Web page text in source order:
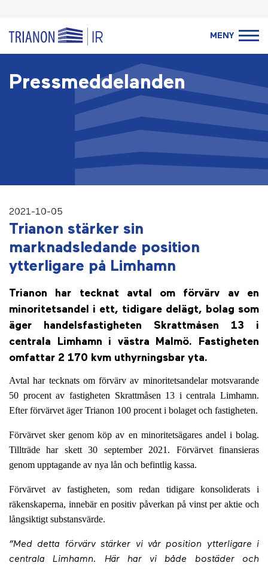
MENY
Pressmeddelanden
2021-10-05
Trianon stärker sin
marknadsledande position
ytterligare på Limhamn
Trianon har tecknat avtal om förvärv av en
minoritetsandel i ett, tidigare delägt, bolag som
äger handelsfastigheten Skrattmåsen 13 i
centrala Limhamn i västra Malmö. Fastigheten
omfattar 2 170 kvm uthyrningsbar yta.
Avtal har tecknats om förvärv av minoritetsandelar motsvarande
50 procent av fastigheten Skrattmåsen 13 i centrala Limhamn.
Efter förvärvet äger Trianon 100 procent i bolaget och fastigheten.
Förvärvet sker genom köp av en minoritetsägares andel i bolag.
Tillträde har skett 30 september 2021. Förvärvet finansieras
genom upptagande av nya lån och befintlig kassa.
Förvärvet av fastigheten, som redan tidigare konsoliderats i
räkenskaperna, innebär en positiv påverkan på vinst per aktie och
långsiktigt substansvärde.
”Med detta förvärv stärker vi vår position ytterligare i
centrala Limhamn. Här har vi både bostäder och